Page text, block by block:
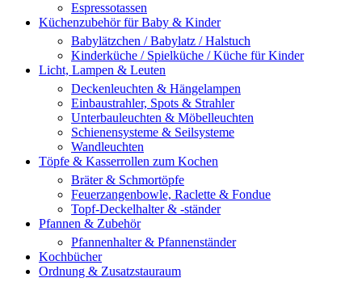
Espressotassen
Küchenzubehör für Baby & Kinder
Babylätzchen / Babylatz / Halstuch
Kinderküche / Spielküche / Küche für Kinder
Licht, Lampen & Leuten
Deckenleuchten & Hängelampen
Einbaustrahler, Spots & Strahler
Unterbauleuchten & Möbelleuchten
Schienensysteme & Seilsysteme
Wandleuchten
Töpfe & Kasserrollen zum Kochen
Bräter & Schmortöpfe
Feuerzangenbowle, Raclette & Fondue
Topf-Deckelhalter & -ständer
Pfannen & Zubehör
Pfannenhalter & Pfannenständer
Kochbücher
Ordnung & Zusatzstauraum